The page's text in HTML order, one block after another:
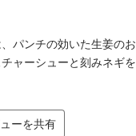
パンチの効いた生姜の
ャーシューと刻みネギ
ーを共有